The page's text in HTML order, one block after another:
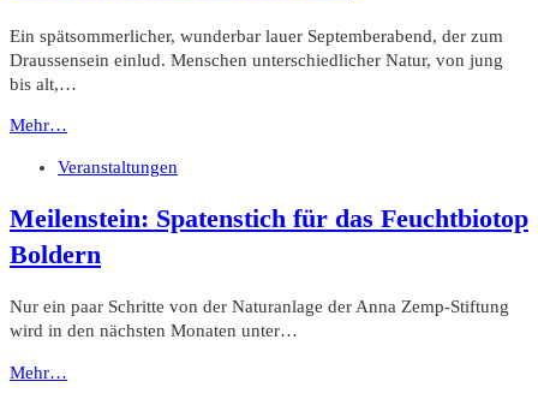
Ein spätsommerlicher, wunderbar lauer Septemberabend, der zum
Draussensein einlud. Menschen unterschiedlicher Natur, von jung
bis alt,…
Mehr…
Veranstaltungen
Meilenstein: Spatenstich für das Feuchtbiotop
Boldern
Nur ein paar Schritte von der Naturanlage der Anna Zemp-Stiftung
wird in den nächsten Monaten unter…
Mehr…